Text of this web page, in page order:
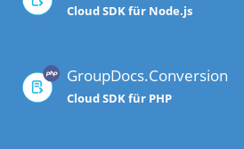
Cloud SDK für Node.js
GroupDocs.Conversion
Cloud SDK für PHP